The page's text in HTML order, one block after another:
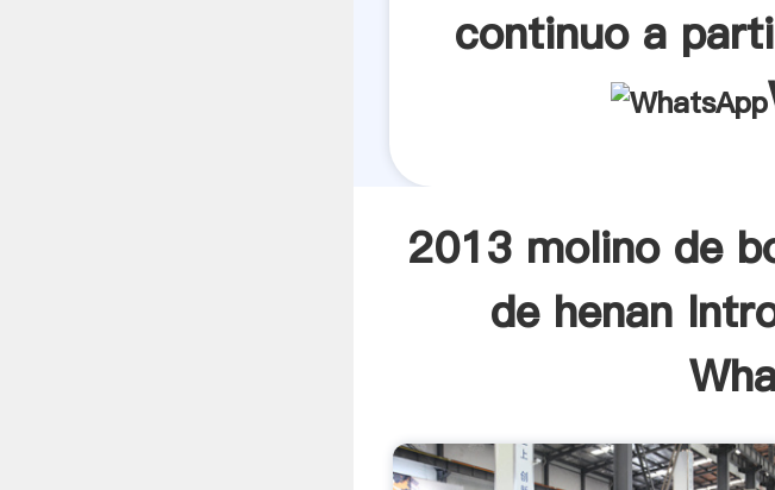
continuo a
2013 molino de
de henan